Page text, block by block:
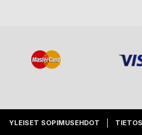
YLEISET SOPIMUSEHDOT